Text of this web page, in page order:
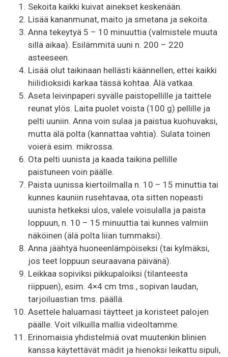
Sekoita kaikki kuivat ainekset keskenään.
Lisää kananmunat, maito ja smetana ja sekoita.
Anna tekeytyä 5 – 10 minuuttia (valmistele muuta
sillä aikaa). Esilämmitä uuni n. 200 – 220
asteeseen.
Lisää olut taikinaan hellästi käännellen, ettei kaikki
hiilidioksidi karkaa tässä kohtaa. Älä vatkaa.
Aseta leivinpaperi syvälle paistopellille ja taittele
reunat ylös. Laita puolet voista (100 g) pellille ja
pelti uuniin. Anna voin sulaa ja paistua kuohuvaksi,
mutta älä polta (kannattaa vahtia). Sulata toinen
voierä esim. mikrossa.
Ota pelti uunista ja kaada taikina pellille
paistuneen voin päälle.
Paista uunissa kiertoilmalla n. 10 – 15 minuttia tai
kunnes kauniin rusehtavaa, ota sitten nopeasti
uunista hetkeksi ulos, valele voisulalla ja paista
loppuun, n. 10 – 15 minuuttia tai kunnes valmiin
näköinen (älä polta liian tummaksi).
Anna jäähtyä huoneenlämpöiseksi (tai kylmäksi,
jos teet loppuun seuraavana päivänä).
Leikkaa sopiviksi pikkupaloiksi (tilanteesta
riippuen), esim. 4×4 cm tms., sopivan laudan,
tarjoiluastian tms. päällä.
Asettele haluamasi täytteet ja koristeet palojen
päälle. Voit vilkuilla mallia videoltamme.
Erinomaisia yhdistelmiä ovat muutenkin blinien
kanssa käytettävät mädit ja hienoksi leikattu sipuli,